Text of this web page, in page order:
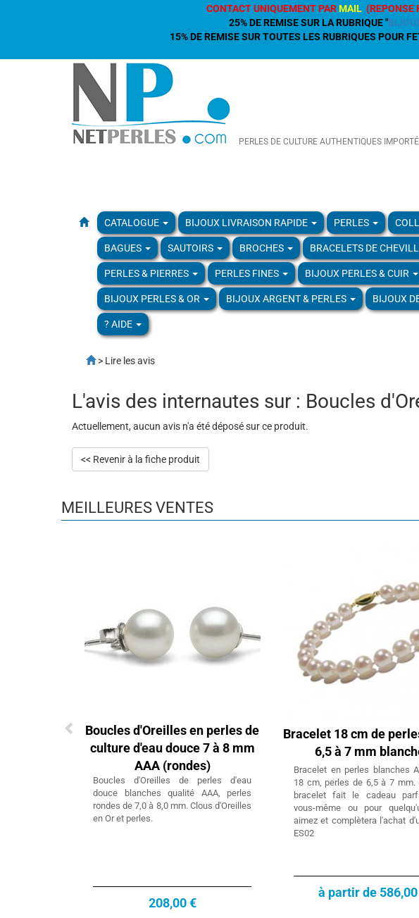
CONTACT UNIQUEMENT PAR MAIL (REPONSE
25% DE REMISE SUR LA RUBRIQUE "
15% DE REMISE SUR TOUTES LES RUBRIQUES POUR
PERLES DE CULTURE AUTHENTIQUES
CATALOGUE BIJOUX LIVRAISON RAPIDE PERLES
BAGUES SAUTOIRS BROCHES BRACELETS DE
PERLES & PIERRES PERLES FINES BIJOUX PERLES & CUIR
BIJOUX PERLES & OR BIJOUX ARGENT & PERLES BIJOUX
? AIDE
> Lire les avis
L'avis des internautes sur : Boucles
Actuellement, aucun avis n'a été déposé sur ce produit.
<< Revenir à la fiche produit
MEILLEURES VENTES
Boucles d'Oreilles en perles de
culture d'eau douce 7 à 8 mm
AAA (rondes)
Boucles d'Oreilles de perles d'eau
douce blanches qualité AAA, perles
rondes de 7,0 à 8,0 mm. Clous d'Oreilles
en Or et perles.
208,00 €
Bracelet 18 cm de
6,5 à 7 mm
Bracelet en perles blanches
18 cm, perles de 6,5 à 7 mm.
bracelet fait le cadeau
vous-même ou pour
aimez et complètera l'achat
ES02
à partir de
Collier